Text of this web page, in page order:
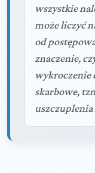
wszystkie
może liczyć
od
znaczenie,
wykroczenie
skarbowe,
uszczuplenia